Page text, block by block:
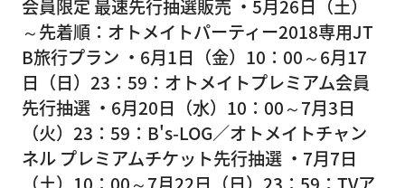
会員限定 最速先行抽選販売 ・5月26日（土）
～先着順：オトメイトパーティー2018専用JT
B旅行プラン ・6月1日（金）10：00～6月17
日（日）23：59：オトメイトプレミアム会員
先行抽選 ・6月20日（水）10：00～7月3日
（火）23：59：B's-LOG／オトメイトチャン
ネル プレミアムチケット先行抽選 ・7月7日